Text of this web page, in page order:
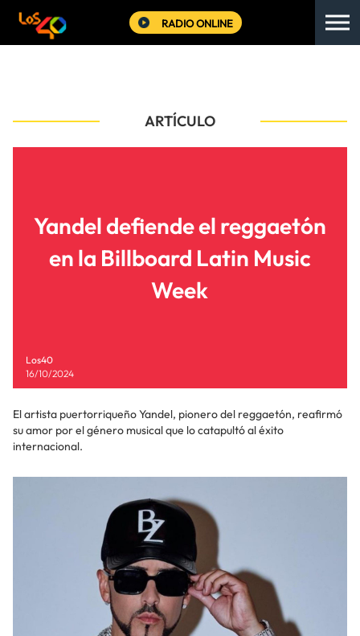
RADIO ONLINE
ARTÍCULO
Yandel defiende el reggaetón
en la Billboard Latin Music
Week
Los40
16/10/2024
El artista puertorriqueño Yandel, pionero del reggaetón, reafirmó
su amor por el género musical que lo catapultó al éxito
internacional.